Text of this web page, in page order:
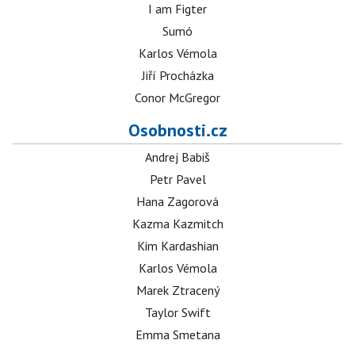
I am Figter
Sumó
Karlos Vémola
Jiří Procházka
Conor McGregor
Osobnosti.cz
Andrej Babiš
Petr Pavel
Hana Zagorová
Kazma Kazmitch
Kim Kardashian
Karlos Vémola
Marek Ztracený
Taylor Swift
Emma Smetana